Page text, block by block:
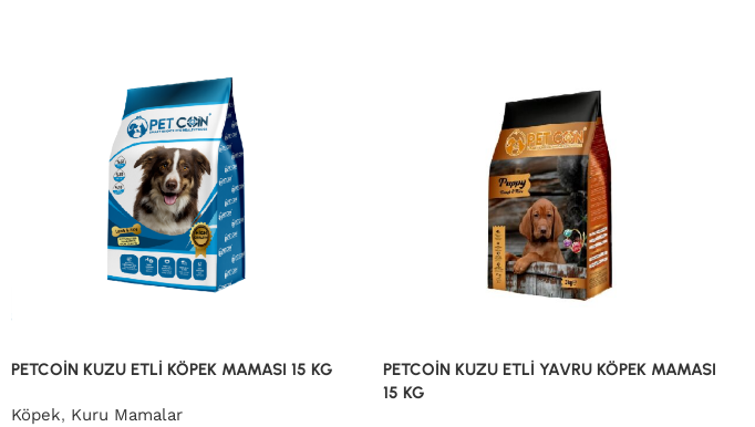
PETCOİN KUZU ETLİ KÖPEK MAMASI 15 KG
Köpek, Kuru Mamalar
PETCOİN KUZU ETLİ YAVRU KÖPEK MAMASI
15 KG